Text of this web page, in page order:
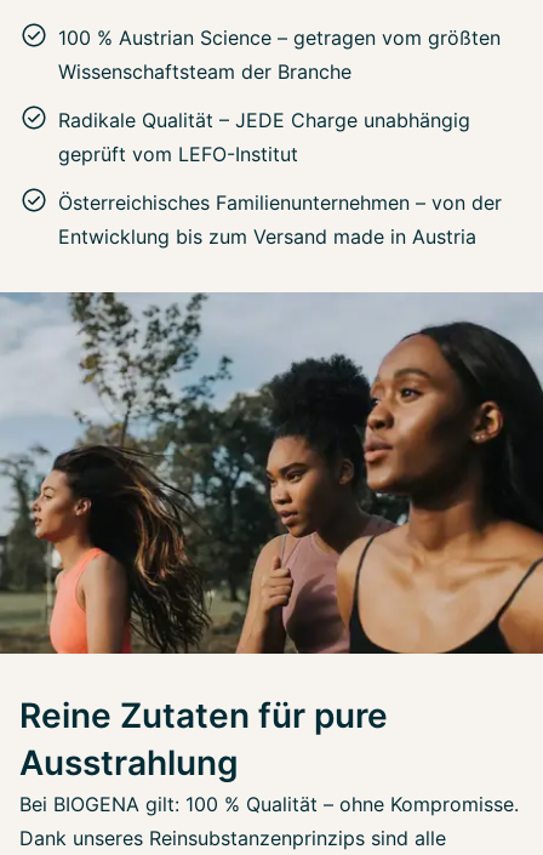
100 % Austrian Science – getragen vom größten
Wissenschaftsteam der Branche
Radikale Qualität – JEDE Charge unabhängig
geprüft vom LEFO-Institut
Österreichisches Familienunternehmen – von der
Entwicklung bis zum Versand made in Austria
Reine Zutaten für pure
Ausstrahlung
Bei BIOGENA gilt: 100 % Qualität – ohne Kompromisse.
Dank unseres Reinsubstanzenprinzips sind alle